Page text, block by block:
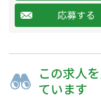
応募する
この求人を
ています